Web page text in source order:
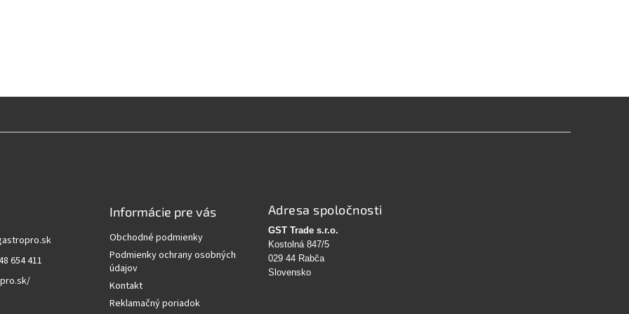
654 411
Informácie pre vás
Obchodné podmienky
Podmienky ochrany osobných
údajov
Kontakt
Reklamačný poriadok
Adresa spoločnosti
GST Trade s.r.o.
Kostolná 847/5
029 44 Rabča
Slovensko